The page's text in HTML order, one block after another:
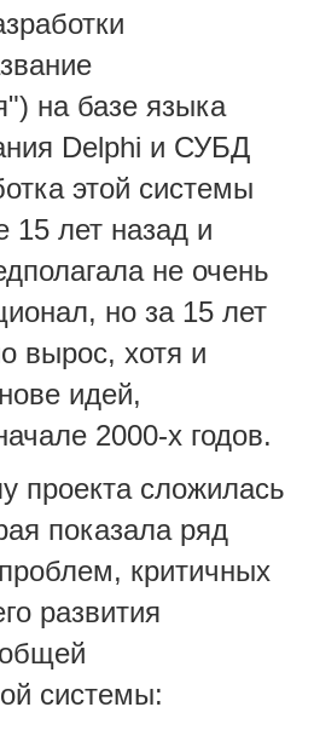
на базе языка
Delphi и СУБД
этой системы
15 лет назад и
не очень
но за 15 лет
вырос, хотя и
идей,
2000-х годов.
проекта сложилась
показала ряд
критичных
развития
системы: